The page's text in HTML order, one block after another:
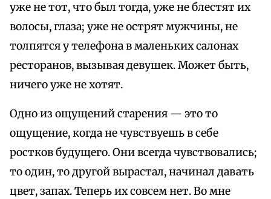
уже не тот, что был тогда, уже не блестят их
волосы, глаза; уже не острят мужчины, не
толпятся у телефона в маленьких салонах
ресторанов, вызывая девушек. Может быть,
ничего уже не хотят.
Одно из ощущений старения — это то
ощущение, когда не чувствуешь в себе
ростков будущего. Они всегда чувствовались;
то один, то другой вырастал, начинал давать
цвет, запах. Теперь их совсем нет. Во мне